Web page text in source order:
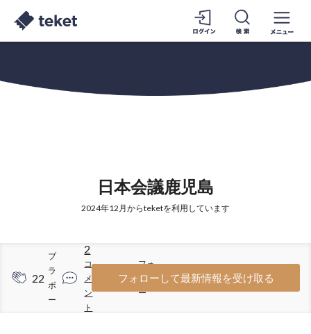
日本会議鹿児島
2024年12月からteketを利用しています
22
ブ
ラ
ボ
ー
2
コ
メ
ン
ト
19
フォ
ロワ
ー
フォローして最新情報を受け取る